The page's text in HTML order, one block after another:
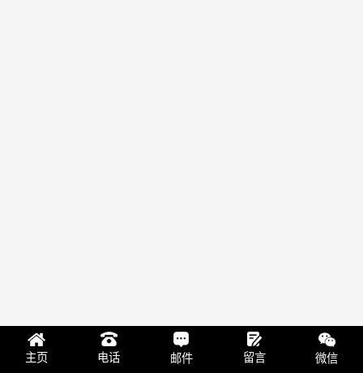
主页 电话 邮件 留言 微信